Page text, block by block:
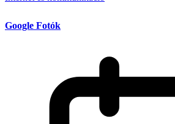
Google Fotók